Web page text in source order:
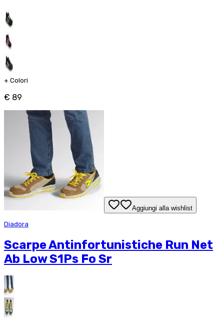
+ Colori
€ 89
Aggiungi alla wishlist
Diadora
Scarpe Antinfortunistiche Run Net
Ab Low S1Ps Fo Sr